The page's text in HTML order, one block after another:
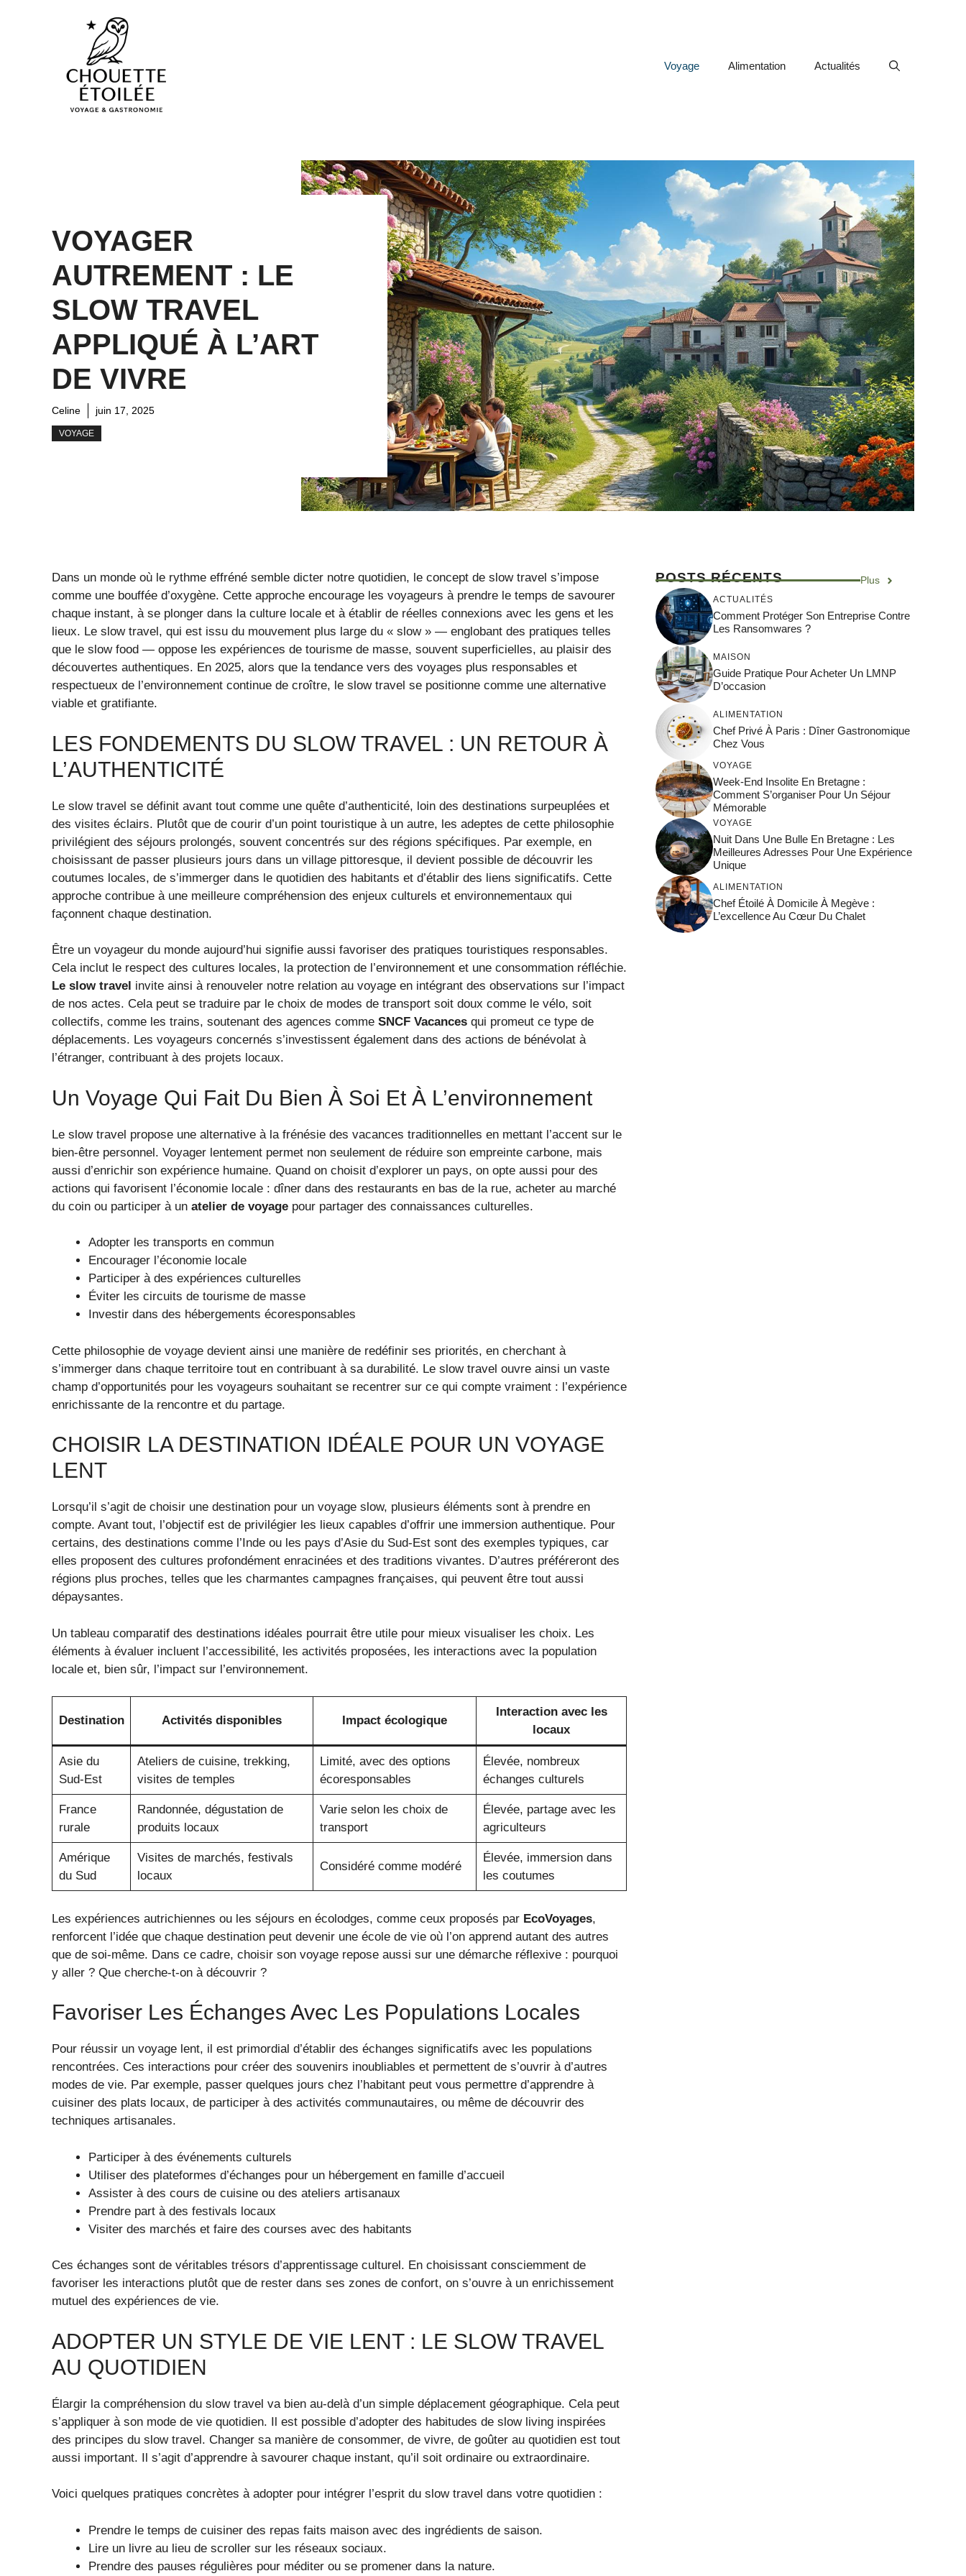
Voyage Alimentation Actualités
VOYAGER
AUTREMENT : LE
SLOW TRAVEL
APPLIQUÉ À L’ART
DE VIVRE
Celine juin 17, 2025
VOYAGE
Dans un monde où le rythme effréné semble dicter notre quotidien, le concept de slow travel s’impose
comme une bouffée d’oxygène. Cette approche encourage les voyageurs à prendre le temps de savourer
chaque instant, à se plonger dans la culture locale et à établir de réelles connexions avec les gens et les
lieux. Le slow travel, qui est issu du mouvement plus large du « slow » — englobant des pratiques telles
que le slow food — oppose les expériences de tourisme de masse, souvent superficielles, au plaisir des
découvertes authentiques. En 2025, alors que la tendance vers des voyages plus responsables et
respectueux de l’environnement continue de croître, le slow travel se positionne comme une alternative
viable et gratifiante.
LES FONDEMENTS DU SLOW TRAVEL : UN RETOUR À
L’AUTHENTICITÉ
Le slow travel se définit avant tout comme une quête d’authenticité, loin des destinations surpeuplées et
des visites éclairs. Plutôt que de courir d’un point touristique à un autre, les adeptes de cette philosophie
privilégient des séjours prolongés, souvent concentrés sur des régions spécifiques. Par exemple, en
choisissant de passer plusieurs jours dans un village pittoresque, il devient possible de découvrir les
coutumes locales, de s’immerger dans le quotidien des habitants et d’établir des liens significatifs. Cette
approche contribue à une meilleure compréhension des enjeux culturels et environnementaux qui
façonnent chaque destination.
Être un voyageur du monde aujourd’hui signifie aussi favoriser des pratiques touristiques responsables.
Cela inclut le respect des cultures locales, la protection de l’environnement et une consommation réfléchie.
Le slow travel invite ainsi à renouveler notre relation au voyage en intégrant des observations sur l’impact
de nos actes. Cela peut se traduire par le choix de modes de transport soit doux comme le vélo, soit
collectifs, comme les trains, soutenant des agences comme SNCF Vacances qui promeut ce type de
déplacements. Les voyageurs concernés s’investissent également dans des actions de bénévolat à
l’étranger, contribuant à des projets locaux.
Un Voyage Qui Fait Du Bien À Soi Et À L’environnement
Le slow travel propose une alternative à la frénésie des vacances traditionnelles en mettant l’accent sur le
bien-être personnel. Voyager lentement permet non seulement de réduire son empreinte carbone, mais
aussi d’enrichir son expérience humaine. Quand on choisit d’explorer un pays, on opte aussi pour des
actions qui favorisent l’économie locale : dîner dans des restaurants en bas de la rue, acheter au marché
du coin ou participer à un atelier de voyage pour partager des connaissances culturelles.
Adopter les transports en commun
Encourager l’économie locale
Participer à des expériences culturelles
Éviter les circuits de tourisme de masse
Investir dans des hébergements écoresponsables
Cette philosophie de voyage devient ainsi une manière de redéfinir ses priorités, en cherchant à
s’immerger dans chaque territoire tout en contribuant à sa durabilité. Le slow travel ouvre ainsi un vaste
champ d’opportunités pour les voyageurs souhaitant se recentrer sur ce qui compte vraiment : l’expérience
enrichissante de la rencontre et du partage.
CHOISIR LA DESTINATION IDÉALE POUR UN VOYAGE
LENT
Lorsqu’il s’agit de choisir une destination pour un voyage slow, plusieurs éléments sont à prendre en
compte. Avant tout, l’objectif est de privilégier les lieux capables d’offrir une immersion authentique. Pour
certains, des destinations comme l’Inde ou les pays d’Asie du Sud-Est sont des exemples typiques, car
elles proposent des cultures profondément enracinées et des traditions vivantes. D’autres préféreront des
régions plus proches, telles que les charmantes campagnes françaises, qui peuvent être tout aussi
dépaysantes.
Un tableau comparatif des destinations idéales pourrait être utile pour mieux visualiser les choix. Les
éléments à évaluer incluent l’accessibilité, les activités proposées, les interactions avec la population
locale et, bien sûr, l’impact sur l’environnement.
Destination Activités disponibles Impact écologique
Interaction avec les
locaux
Asie du
Sud-Est
Ateliers de cuisine, trekking,
visites de temples
Limité, avec des options
écoresponsables
Élevée, nombreux
échanges culturels
France
rurale
Randonnée, dégustation de
produits locaux
Varie selon les choix de
transport
Élevée, partage avec les
agriculteurs
Amérique
du Sud
Visites de marchés, festivals
locaux
Considéré comme modéré
Élevée, immersion dans
les coutumes
Les expériences autrichiennes ou les séjours en écolodges, comme ceux proposés par EcoVoyages,
renforcent l’idée que chaque destination peut devenir une école de vie où l’on apprend autant des autres
que de soi-même. Dans ce cadre, choisir son voyage repose aussi sur une démarche réflexive : pourquoi
y aller ? Que cherche-t-on à découvrir ?
Favoriser Les Échanges Avec Les Populations Locales
Pour réussir un voyage lent, il est primordial d’établir des échanges significatifs avec les populations
rencontrées. Ces interactions pour créer des souvenirs inoubliables et permettent de s’ouvrir à d’autres
modes de vie. Par exemple, passer quelques jours chez l’habitant peut vous permettre d’apprendre à
cuisiner des plats locaux, de participer à des activités communautaires, ou même de découvrir des
techniques artisanales.
Participer à des événements culturels
Utiliser des plateformes d’échanges pour un hébergement en famille d’accueil
Assister à des cours de cuisine ou des ateliers artisanaux
Prendre part à des festivals locaux
Visiter des marchés et faire des courses avec des habitants
Ces échanges sont de véritables trésors d’apprentissage culturel. En choisissant consciemment de
favoriser les interactions plutôt que de rester dans ses zones de confort, on s’ouvre à un enrichissement
mutuel des expériences de vie.
ADOPTER UN STYLE DE VIE LENT : LE SLOW TRAVEL
AU QUOTIDIEN
Élargir la compréhension du slow travel va bien au-delà d’un simple déplacement géographique. Cela peut
s’appliquer à son mode de vie quotidien. Il est possible d’adopter des habitudes de slow living inspirées
des principes du slow travel. Changer sa manière de consommer, de vivre, de goûter au quotidien est tout
aussi important. Il s’agit d’apprendre à savourer chaque instant, qu’il soit ordinaire ou extraordinaire.
Voici quelques pratiques concrètes à adopter pour intégrer l’esprit du slow travel dans votre quotidien :
Prendre le temps de cuisiner des repas faits maison avec des ingrédients de saison.
Lire un livre au lieu de scroller sur les réseaux sociaux.
Prendre des pauses régulières pour méditer ou se promener dans la nature.
POSTS RÉCENTS Plus
ACTUALITÉS
Comment Protéger Son Entreprise Contre
Les Ransomwares ?
MAISON
Guide Pratique Pour Acheter Un LMNP
D’occasion
ALIMENTATION
Chef Privé À Paris : Dîner Gastronomique
Chez Vous
VOYAGE
Week-End Insolite En Bretagne :
Comment S’organiser Pour Un Séjour
Mémorable
VOYAGE
Nuit Dans Une Bulle En Bretagne : Les
Meilleures Adresses Pour Une Expérience
Unique
ALIMENTATION
Chef Étoilé À Domicile À Megève :
L’excellence Au Cœur Du Chalet